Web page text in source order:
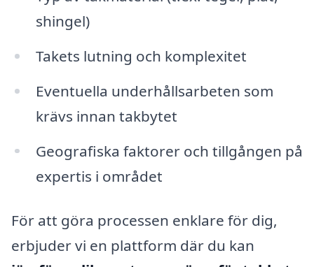
shingel)
Takets lutning och komplexitet
Eventuella underhållsarbeten som
krävs innan takbytet
Geografiska faktorer och tillgången på
expertis i området
För att göra processen enklare för dig,
erbjuder vi en plattform där du kan